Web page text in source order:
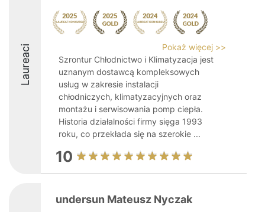
Laureaci
Pokaż więcej >>
Szrontur Chłodnictwo i Klimatyzacja jest
uznanym dostawcą kompleksowych
usług w zakresie instalacji
chłodniczych, klimatyzacyjnych oraz
montażu i serwisowania pomp ciepła.
Historia działalności firmy sięga 1993
roku, co przekłada się na szerokie ...
10
undersun Mateusz Nyczak